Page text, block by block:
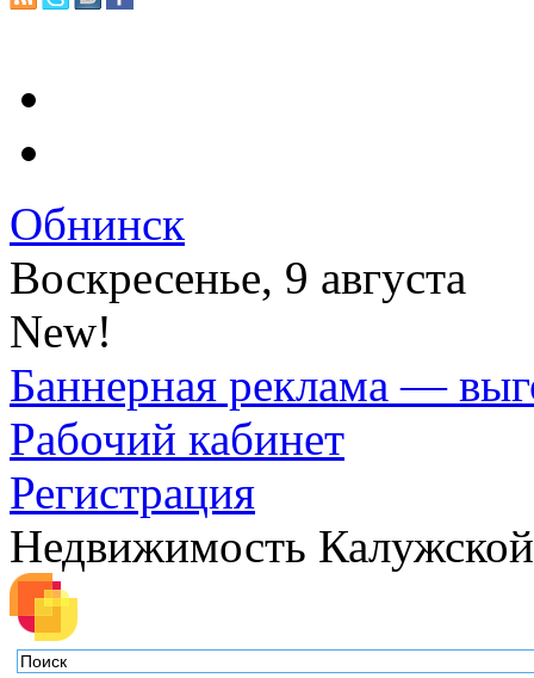
Обнинск
Воскресенье, 9 августа
New!
Баннерная реклама —
Рабочий кабинет
Регистрация
Недвижимость